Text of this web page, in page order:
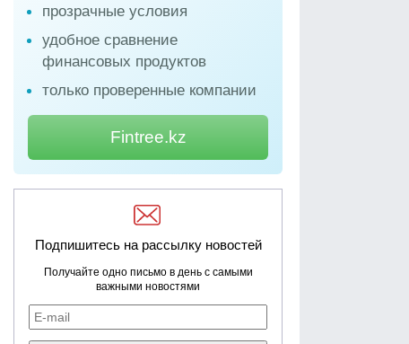
прозрачные условия
удобное сравнение
финансовых продуктов
только проверенные компании
Fintree.kz
Подпишитесь на рассылку новостей
Получайте одно письмо в день с самыми
важными новостями